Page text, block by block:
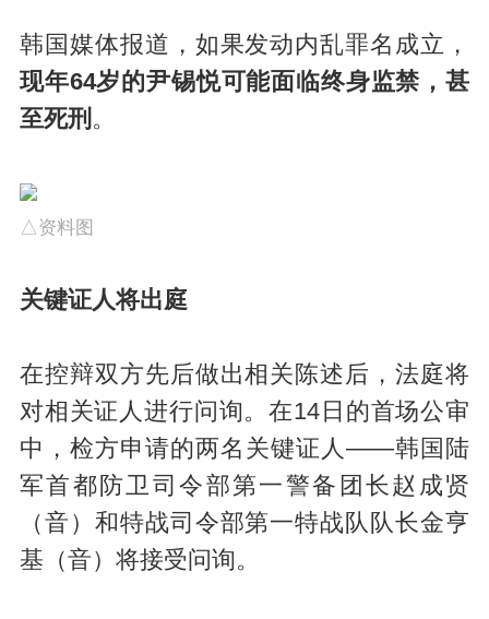
韩国媒体报道，如果发动内乱罪名成立，
现年64岁的尹锡悦可能面临终身监禁，甚
至死刑 。
△资料图
关键证人将出庭
在控辩双方先后做出相关陈述后，法庭将
对相关证人进行问询。在14日的首场公审
中，检方申请的两名关键证人——韩国陆
军首都防卫司令部第一警备团长赵成贤
（音）和特战司令部第一特战队队长金亨
基（音）将接受问询。